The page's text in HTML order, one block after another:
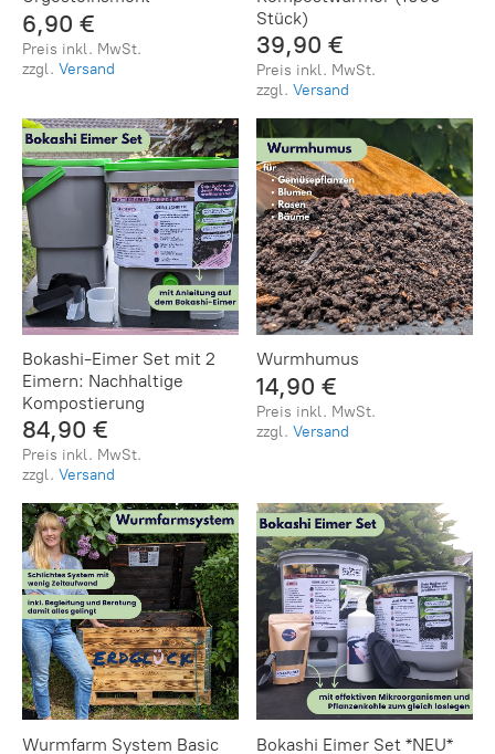
6,90 €
Preis inkl. MwSt.
zzgl.Versand
Stück)
39,90 €
Preis inkl. MwSt.
zzgl.Versand
Bokashi-Eimer Set mit 2
Eimern: Nachhaltige
Kompostierung
84,90 €
Preis inkl. MwSt.
zzgl.Versand
Wurmhumus
14,90 €
Preis inkl. MwSt.
zzgl.Versand
Wurmfarm System Basic Bokashi Eimer Set *NEU*